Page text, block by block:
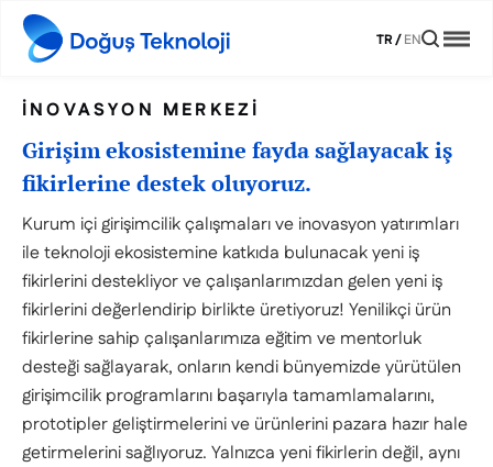
TR/EN
İNOVASYON MERKEZI
Girişim ekosistemine fayda sağlayacak iş
fikirlerine destek oluyoruz.
Kurum içi girişimcilik çalışmaları ve inovasyon yatırımları
ile teknoloji ekosistemine katkıda bulunacak yeni iş
fikirlerini destekliyor ve çalışanlarımızdan gelen yeni iş
fikirlerini değerlendirip birlikte üretiyoruz! Yenilikçi ürün
fikirlerine sahip çalışanlarımıza eğitim ve mentorluk
desteği sağlayarak, onların kendi bünyemizde yürütülen
girişimcilik programlarını başarıyla tamamlamalarını,
prototipler geliştirmelerini ve ürünlerini pazara hazır hale
getirmelerini sağlıyoruz. Yalnızca yeni fikirlerin değil, aynı